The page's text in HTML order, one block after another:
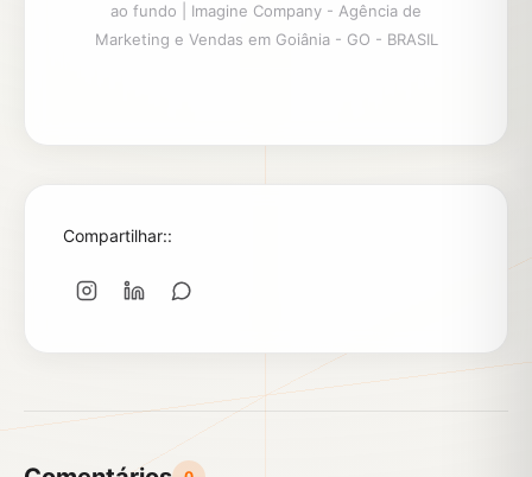
ao fundo | Imagine Company - Agência de
Marketing e Vendas em Goiânia - GO - BRASIL
Compartilhar::